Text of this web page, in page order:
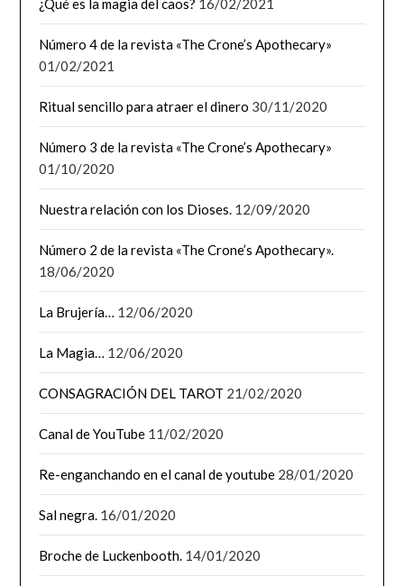
¿Qué es la magia del caos? 16/02/2021
Número 4 de la revista «The Crone’s Apothecary»
01/02/2021
Ritual sencillo para atraer el dinero 30/11/2020
Número 3 de la revista «The Crone’s Apothecary»
01/10/2020
Nuestra relación con los Dioses. 12/09/2020
Número 2 de la revista «The Crone’s Apothecary».
18/06/2020
La Brujería… 12/06/2020
La Magia… 12/06/2020
CONSAGRACIÓN DEL TAROT 21/02/2020
Canal de YouTube 11/02/2020
Re-enganchando en el canal de youtube 28/01/2020
Sal negra. 16/01/2020
Broche de Luckenbooth. 14/01/2020